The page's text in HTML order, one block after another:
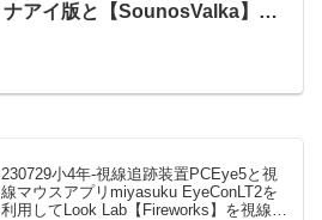
ナアイ版と【SounosValka】で
230729小4年-視線追跡装置PCEye5と視
線マウスアプリmiyasuku EyeConLT2を
利用してLook Lab【Fireworks】を視線入